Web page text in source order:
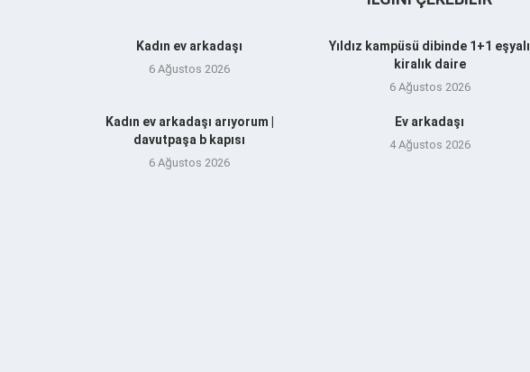
Kadın ev arkadaşı
6 Ağustos 2026
Yıldız kampüsü dibinde 1+1 eşyalı
kiralık daire
6 Ağustos 2026
Kadın ev arkadaşı arıyorum |
davutpaşa b kapısı
6 Ağustos 2026
Ev arkadaşı
4 Ağustos 2026